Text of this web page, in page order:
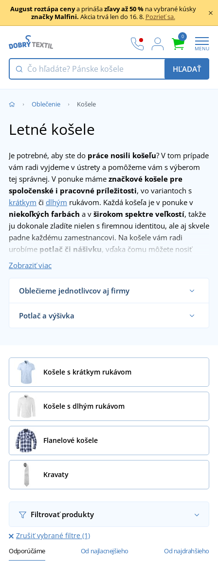
August roztápa cenya prinášazľavy až 50 %na vybrané kúsky
značky Malfini. Akcia trvá len do 16. 8. Pozrieť sa.
0
MENU
HĽADAŤ
Oblečenie Košele
Letné košele
Je potrebné, aby ste do práce nosili košeľu? V tom prípade
vám radi vyjdeme v ústrety a pomôžeme vám s výberom
tej správnej. V ponuke máme značkové košele pre
spoločenské i pracovné príležitosti, vo variantoch s
krátkym či dlhým rukávom. Každá košeľa je v ponuke v
niekoľkých farbách a v širokom spektre veľkostí, takže
ju dokonale zladíte nielen s firemnou identitou, ale aj skvele
padne každému zamestnancovi. Na košele vám radi
urobíme potlač či nášivku, vďaka čomu môžete nosiť
hrdo na hrudi svoje logo.
Zobraziť viac
Oblečieme jednotlivcov aj firmy
Dodávame košele reklamným agentúram, firmám,
obchodníkom s textilom, školám aj koncovým
zákazníkom už od 1 kusu.
Chcem vedieť viac
Potlač a výšivka
Košele s krátkym rukávom
Košele s dlhým rukávom
Flanelové košele
Kravaty
Filtrovať produkty
Zrušiť vybrané filtre (1)
Odporúčáme Od najlacnejšieho Od najdrahšieho